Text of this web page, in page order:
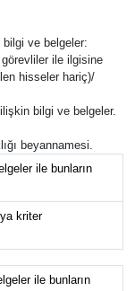
ve belgeler:
ile ilgisine
hisseler hariç)/
bilgi ve belgeler.
beyannamesi.
ile bunların
kriter
ile bunların